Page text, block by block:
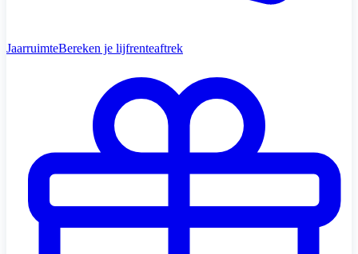
JaarruimteBereken je lijfrenteaftrek